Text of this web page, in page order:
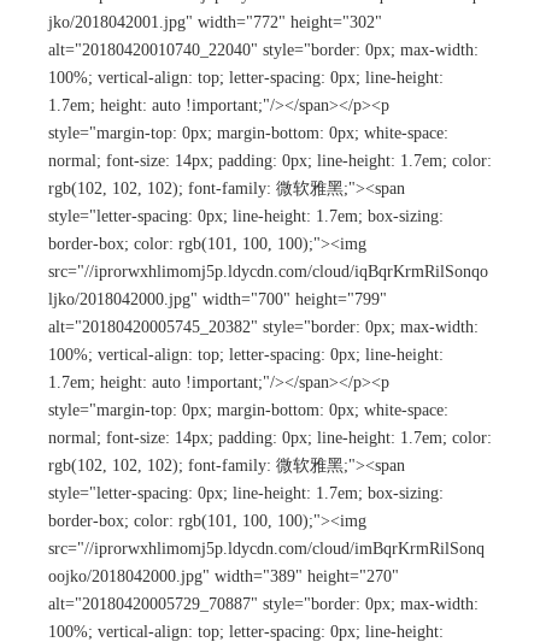
jko/2018042001.jpg" width="772" height="302"
alt="20180420010740_22040" style="border: 0px; max-width:
100%; vertical-align: top; letter-spacing: 0px; line-height:
1.7em; height: auto !important;"/></span></p><p
style="margin-top: 0px; margin-bottom: 0px; white-space:
normal; font-size: 14px; padding: 0px; line-height: 1.7em; color:
rgb(102, 102, 102); font-family: 微软雅黑;"><span
style="letter-spacing: 0px; line-height: 1.7em; box-sizing:
border-box; color: rgb(101, 100, 100);"><img
src="//iprorwxhlimomj5p.ldycdn.com/cloud/iqBqrKrmRilSonqo
ljko/2018042000.jpg" width="700" height="799"
alt="20180420005745_20382" style="border: 0px; max-width:
100%; vertical-align: top; letter-spacing: 0px; line-height:
1.7em; height: auto !important;"/></span></p><p
style="margin-top: 0px; margin-bottom: 0px; white-space:
normal; font-size: 14px; padding: 0px; line-height: 1.7em; color:
rgb(102, 102, 102); font-family: 微软雅黑;"><span
style="letter-spacing: 0px; line-height: 1.7em; box-sizing:
border-box; color: rgb(101, 100, 100);"><img
src="//iprorwxhlimomj5p.ldycdn.com/cloud/imBqrKrmRilSonq
oojko/2018042000.jpg" width="389" height="270"
alt="20180420005729_70887" style="border: 0px; max-width:
100%; vertical-align: top; letter-spacing: 0px; line-height: